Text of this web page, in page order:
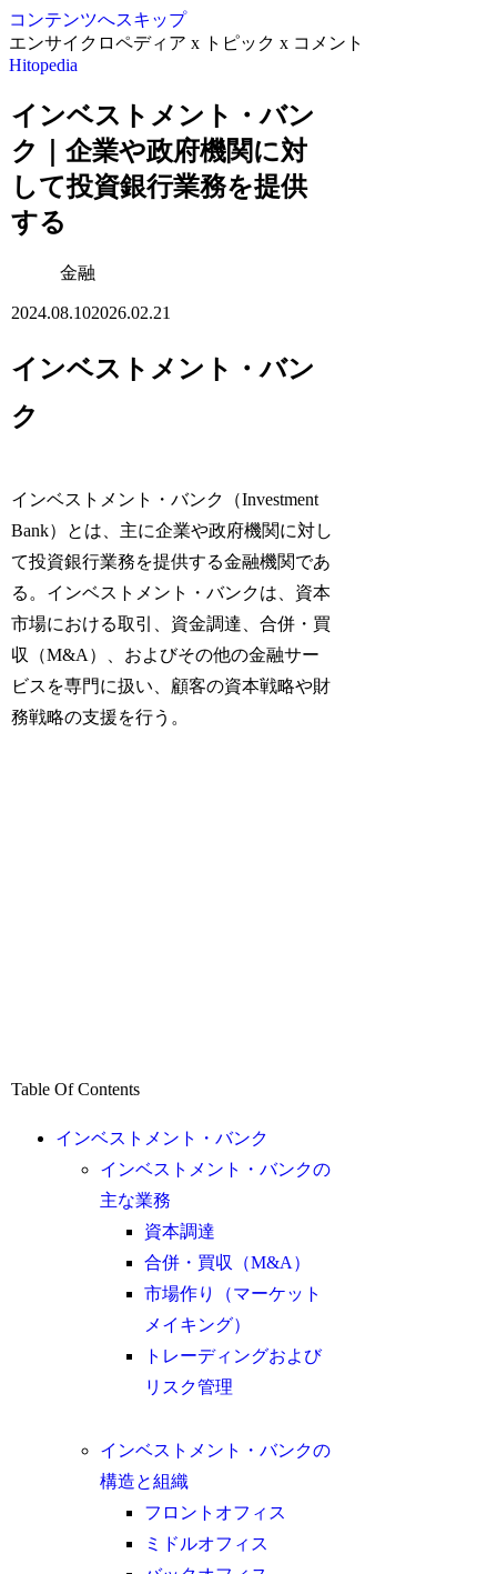
コンテンツへスキップ
エンサイクロペディア x トピック x コメント
Hitopedia
インベストメント・バン
ク｜企業や政府機関に対
して投資銀行業務を提供
する
金融
2024.08.102026.02.21
インベストメント・バン
ク
インベストメント・バンク（Investment
Bank）とは、主に企業や政府機関に対し
て投資銀行業務を提供する金融機関であ
る。インベストメント・バンクは、資本
市場における取引、資金調達、合併・買
収（M&A）、およびその他の金融サー
ビスを専門に扱い、顧客の資本戦略や財
務戦略の支援を行う。
Table Of Contents
インベストメント・バンク
インベストメント・バンクの
主な業務
資本調達
合併・買収（M&A）
市場作り（マーケット
メイキング）
トレーディングおよび
リスク管理
インベストメント・バンクの
構造と組織
フロントオフィス
ミドルオフィス